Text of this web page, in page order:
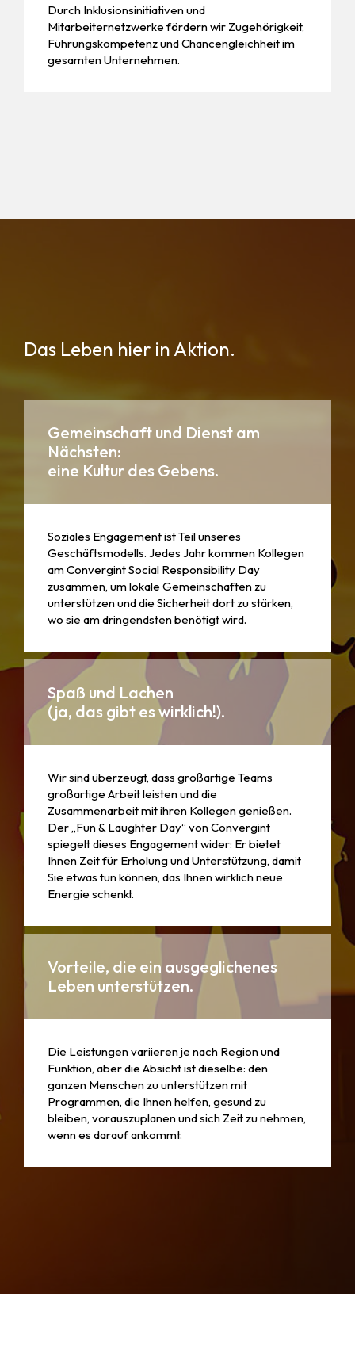
Durch Inklusionsinitiativen und
Mitarbeiternetzwerke fördern wir Zugehörigkeit,
Führungskompetenz und Chancengleichheit im
gesamten Unternehmen.
Das Leben hier in Aktion.
Gemeinschaft und Dienst am
Nächsten:
eine Kultur des Gebens.
Soziales Engagement ist Teil unseres
Geschäftsmodells. Jedes Jahr kommen Kollegen
am Convergint Social Responsibility Day
zusammen, um lokale Gemeinschaften zu
unterstützen und die Sicherheit dort zu stärken,
wo sie am dringendsten benötigt wird.
Spaß und Lachen
(ja, das gibt es wirklich!).
Wir sind überzeugt, dass großartige Teams
großartige Arbeit leisten und die
Zusammenarbeit mit ihren Kollegen genießen.
Der „Fun & Laughter Day“ von Convergint
spiegelt dieses Engagement wider: Er bietet
Ihnen Zeit für Erholung und Unterstützung, damit
Sie etwas tun können, das Ihnen wirklich neue
Energie schenkt.
Vorteile, die ein ausgeglichenes
Leben unterstützen.
Die Leistungen variieren je nach Region und
Funktion, aber die Absicht ist dieselbe: den
ganzen Menschen zu unterstützen mit
Programmen, die Ihnen helfen, gesund zu
bleiben, vorauszuplanen und sich Zeit zu nehmen,
wenn es darauf ankommt.